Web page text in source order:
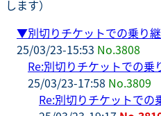
します）
▼別切りチケットでの乗り
25/03/23-15:53 No.3808
Re:別切りチケットでの乗
25/03/23-17:58 No.3809
Re:別切りチケットでの